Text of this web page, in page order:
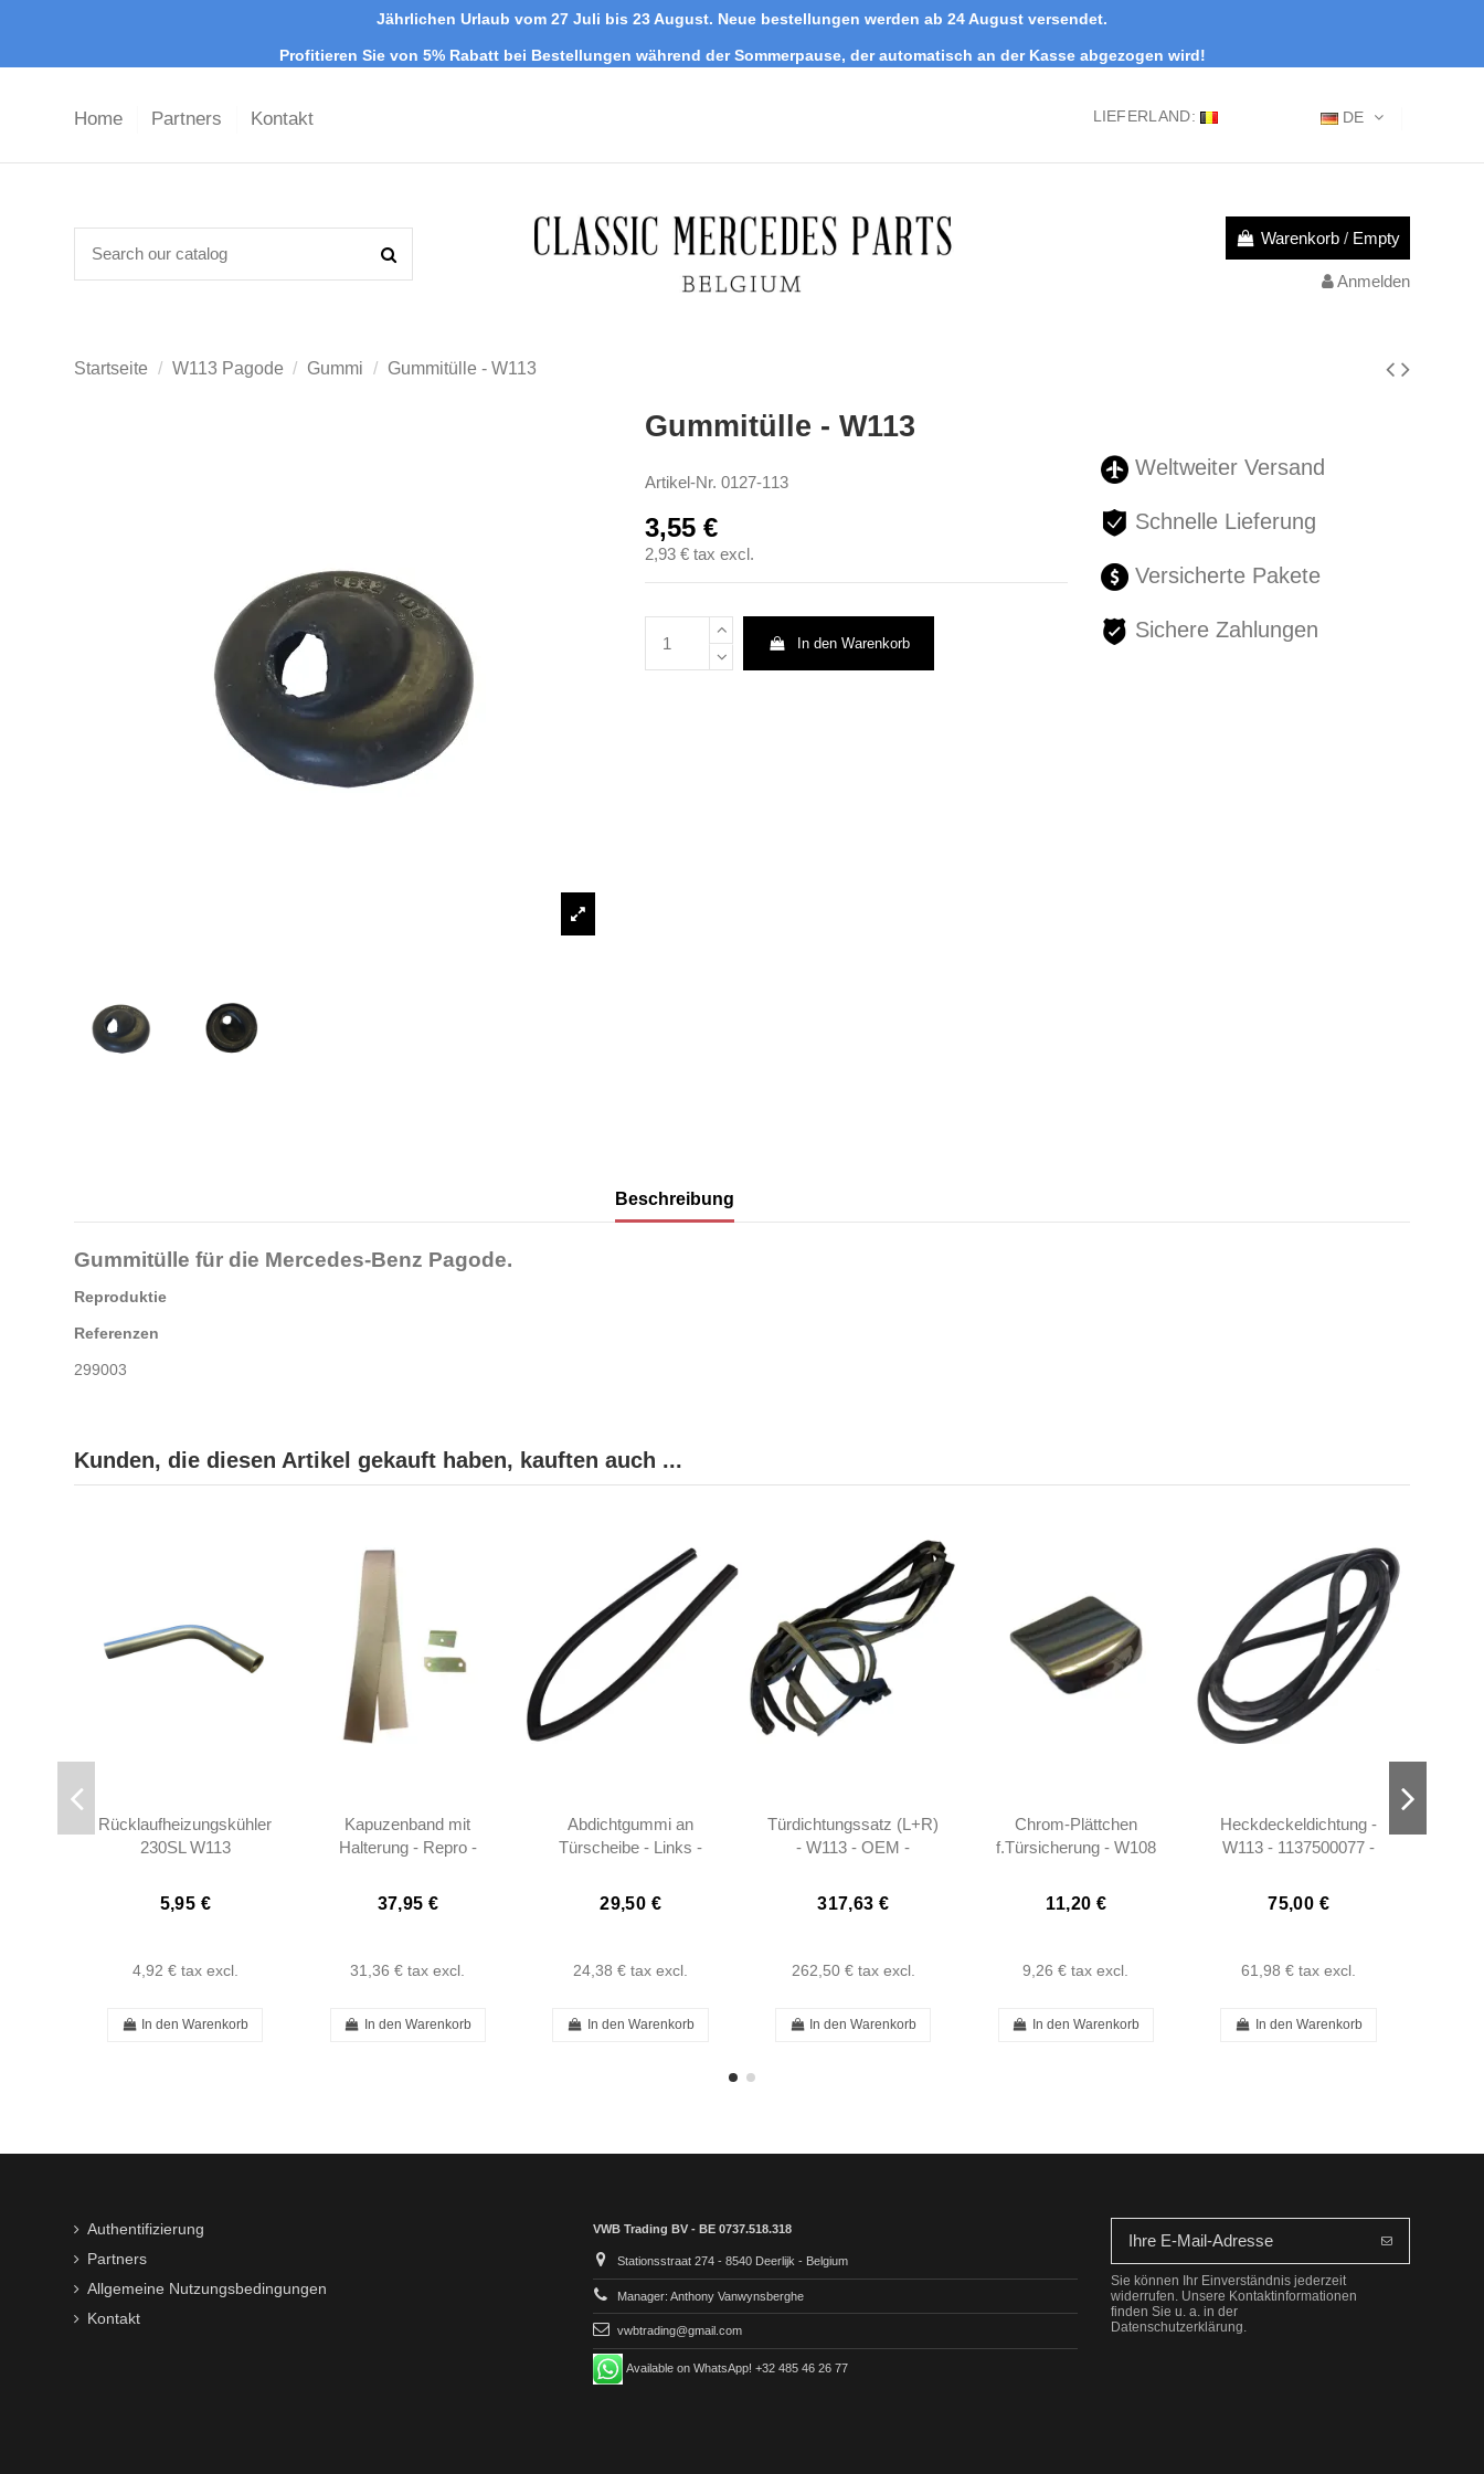
Jährlichen Urlaub vom 27 Juli bis 23 August. Neue bestellungen werden ab 24 August versendet.
Profitieren Sie von 5% Rabatt bei Bestellungen während der Sommerpause, der automatisch an der Kasse abgezogen wird!
Home Partners Kontakt DE
LIEFERLAND:
Warenkorb / Empty
Anmelden
Startseite W113 Pagode Gummi Gummitülle - W113
Gummitülle - W113
Artikel-Nr. 0127-113
3,55 €
2,93 € tax excl.
In den Warenkorb
Weltweiter Versand
Schnelle Lieferung
Versicherte Pakete
Sichere Zahlungen
Beschreibung
Gummitülle für die Mercedes-Benz Pagode.
Reproduktie
Referenzen
299003
Kunden, die diesen Artikel gekauft haben, kauften auch ...
Rücklaufheizungskühler
230SL W113
5,95 €
4,92 € tax excl.
In den Warenkorb
Kapuzenband mit
Halterung - Repro -
37,95 €
31,36 € tax excl.
In den Warenkorb
Abdichtgummi an
Türscheibe - Links -
29,50 €
24,38 € tax excl.
In den Warenkorb
Türdichtungssatz (L+R)
- W113 - OEM -
1137200878
317,63 €
262,50 € tax excl.
In den Warenkorb
Chrom-Plättchen
f.Türsicherung - W108
W121
11,20 €
9,26 € tax excl.
In den Warenkorb
Heckdeckeldichtung -
W113 - 1137500077 -
75,00 €
61,98 € tax excl.
In den Warenkorb
Authentifizierung
Partners
Allgemeine Nutzungsbedingungen
Kontakt
VWB Trading BV - BE 0737.518.318
Stationsstraat 274 - 8540 Deerlijk - Belgium
Manager: Anthony Vanwynsberghe
vwbtrading@gmail.com
Available on WhatsApp! +32 485 46 26 77
Sie können Ihr Einverständnis jederzeit
widerrufen. Unsere Kontaktinformationen
finden Sie u. a. in der
Datenschutzerklärung.